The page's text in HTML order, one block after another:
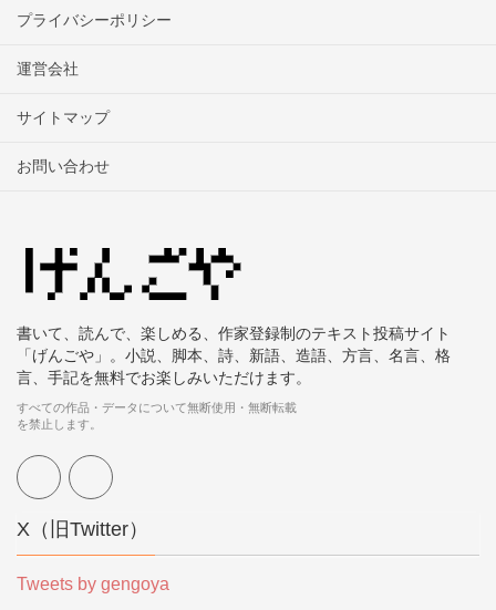
プライバシーポリシー
運営会社
サイトマップ
お問い合わせ
書いて、読んで、楽しめる、作家登録制のテキスト投稿サイト
「げんごや」。小説、脚本、詩、新語、造語、方言、名言、格
言、手記を無料でお楽しみいただけます。
すべての作品・データについて無断使用・無断転載
を禁止します。
X（旧Twitter）
Tweets by gengoya